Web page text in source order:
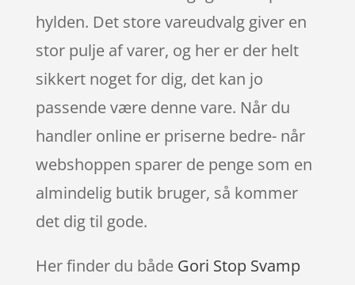
hylden. Det store vareudvalg giver en
stor pulje af varer, og her er der helt
sikkert noget for dig, det kan jo
passende være denne vare. Når du
handler online er priserne bedre- når
webshoppen sparer de penge som en
almindelig butik bruger, så kommer
det dig til gode.
Her finder du både Gori Stop Svamp